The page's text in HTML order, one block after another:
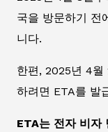
국을 방문하기 전
니다.
한편, 2025년 4월
하려면 ETA를 발
ETA는 전자 비자